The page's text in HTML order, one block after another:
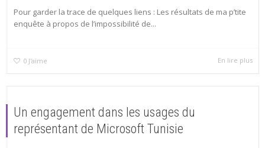
Pour garder la trace de quelques liens : Les résultats de ma p’tite
enquête à propos de l’impossibilité de...
0 J'aime En lire plus
Un engagement dans les usages du
représentant de Microsoft Tunisie